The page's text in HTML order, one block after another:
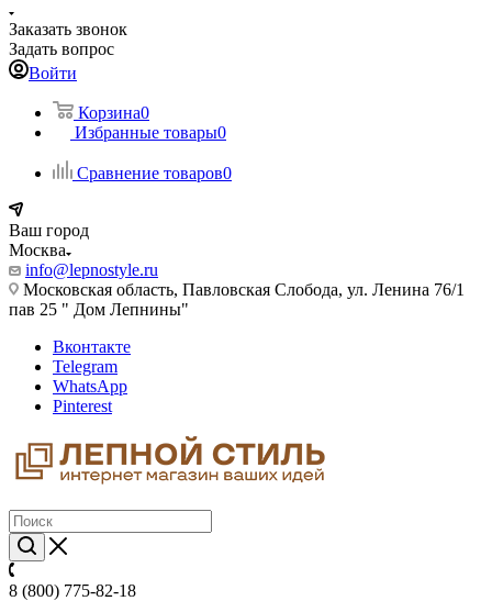
Заказать звонок
Задать вопрос
Войти
Корзина0
Избранные товары0
Сравнение товаров0
Ваш город
Москва
info@lepnostyle.ru
Московская область, Павловская Слобода, ул. Ленина 76/1
пав 25 " Дом Лепнины"
Вконтакте
Telegram
WhatsApp
Pinterest
8 (800) 775-82-18